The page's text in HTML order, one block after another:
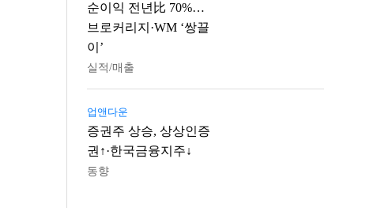
순이익 전년比 70%…
브로커리지·WM ‘쌍끌
이’
실적/매출
업앤다운
증권주 상승, 상상인증
권↑·한국금융지주↓
동향